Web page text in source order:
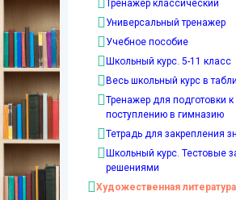
Тренажер классический
Универсальный тренажер
Учебное пособие
Школьный курс. 5-11 класс
Весь школьный курс в
Тренажер для подготовки к
поступлению в гимназию
Тетрадь для закрепления
Школьный курс. Тестовые
решениями
Художественная литература